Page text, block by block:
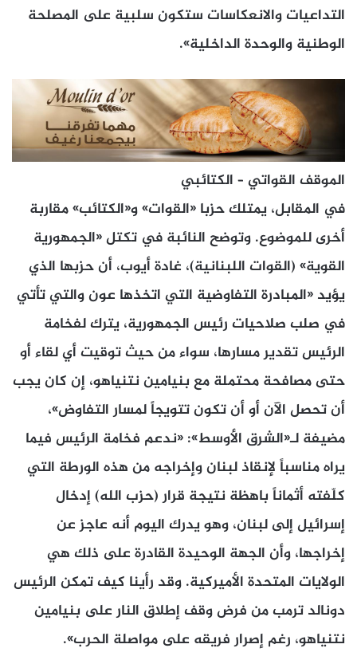
التداعيات والانعكاسات ستكون سلبية على المصلحة
الوطنية والوحدة الداخلية».
الموقف القواتي – الكتائبي
في المقابل، يمتلك حزبا «القوات» و«الكتائب» مقاربة
أخرى للموضوع. وتوضح النائبة في تكتل «الجمهورية
القوية» (القوات اللبنانية)، غادة أيوب، أن حزبها الذي
يؤيد «المبادرة التفاوضية التي اتخذها عون والتي تأتي
في صلب صلاحيات رئيس الجمهورية، يترك لفخامة
الرئيس تقدير مسارها، سواء من حيث توقيت أي لقاء أو
حتى مصافحة محتملة مع بنيامين نتنياهو، إن كان يجب
أن تحصل الآن أو أن تكون تتويجاً لمسار التفاوض»،
مضيفة لـ«الشرق الأوسط»: «ندعم فخامة الرئيس فيما
يراه مناسباً لإنقاذ لبنان وإخراجه من هذه الورطة التي
كلّفته أثماناً باهظة نتيجة قرار (حزب الله) إدخال
إسرائيل إلى لبنان، وهو يدرك اليوم أنه عاجز عن
إخراجها، وأن الجهة الوحيدة القادرة على ذلك هي
الولايات المتحدة الأميركية. وقد رأينا كيف تمكن الرئيس
دونالد ترمب من فرض وقف إطلاق النار على بنيامين
نتنياهو، رغم إصرار فريقه على مواصلة الحرب».